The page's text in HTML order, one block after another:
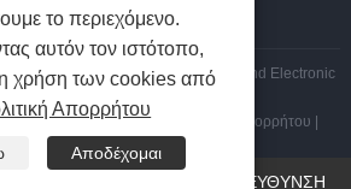
2026 Zhejiang Zhaofeng Mechanical and Electronic
την επιφύλαξη παντός δικαιώματος.
| RSS | XML | Πολιτική Απορρήτου |
ΗΛΕΚΤΡΟΝΙΚΗ ΔΙΕΥΘΥΝΣΗ
το περιεχόμενο.
αυτόν τον ιστότοπο,
χρήση των cookies από
Απορρήτου
Αποδέχομαι